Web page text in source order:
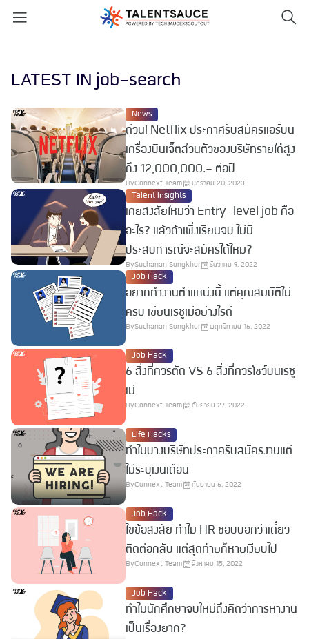
LATEST IN job-search
News
ด่วน! Netflix ประกาศรับสมัครแอร์บน
เครื่องบินเจ็ตส่วนตัวของบริษัทรายได้สูง
ถึง 12,000,000.- ต่อปี
ByConnext Team มกราคม 20, 2023
Talent Insights
เคยสงสัยไหมว่า Entry-level job คือ
อะไร? แล้วถ้าเพิ่งเรียนจบ ไม่มี
ประสบการณ์จะสมัครได้ไหม?
BySuchanan Songkhor ธันวาคม 9, 2022
Job Hack
อยากทำงานตำแหน่งนี้ แต่คุณสมบัติไม่
ครบ เขียนเรซูเม่อย่างไรดี
BySuchanan Songkhor พฤศจิกายน 16, 2022
Job Hack
6 สิ่งที่ควรตัด VS 6 สิ่งที่ควรโชว์บนเรซู
เม่
ByConnext Team กันยายน 27, 2022
Life Hacks
ทำไมบางบริษัทประกาศรับสมัครงานแต่
ไม่ระบุเงินเดือน
ByConnext Team กันยายน 6, 2022
Job Hack
ไขข้อสงสัย ทำไม HR ชอบบอกว่าเดี๋ยว
ติดต่อกลับ แต่สุดท้ายก็หายเงียบไป
ByConnext Team สิงหาคม 15, 2022
Job Hack
ทำไมนักศึกษาจบใหม่ถึงคิดว่าการหางาน
เป็นเรื่องยาก?